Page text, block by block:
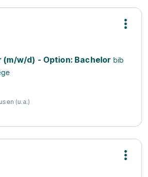
(m/w/d) - Option: Bachelor bib
(u.a.)